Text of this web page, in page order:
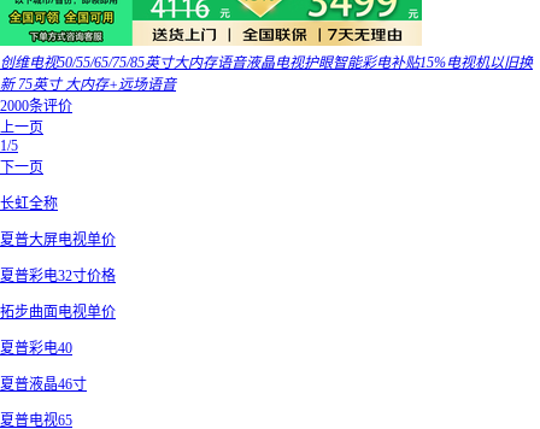
创维电视50/55/65/75/85英寸大内存语音液晶电视护眼智能彩电补贴15%电视机以旧换
新 75英寸 大内存+远场语音
2000条评价
上一页
1/5
下一页
长虹全称
夏普大屏电视单价
夏普彩电32寸价格
拓步曲面电视单价
夏普彩电40
夏普液晶46寸
夏普电视65